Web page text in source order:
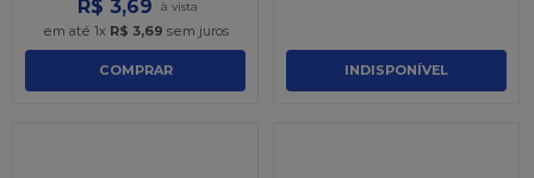
R$ 3,69
em até 1x R$ 3,69 sem juros
COMPRAR INDISPONÍVEL